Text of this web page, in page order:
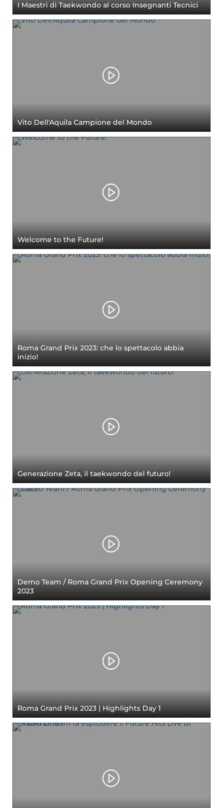
I Maestri di Taekwondo al corso Insegnanti Tecnici
Vito Dell'Aquila Campione del Mondo
Welcome to the Future!
Roma Grand Prix 2023: che lo spettacolo abbia
inizio!
Generazione Zeta, il taekwondo del futuro!
Demo Team / Roma Grand Prix Opening Ceremony
2023
Roma Grand Prix 2023 | Highlights Day 1